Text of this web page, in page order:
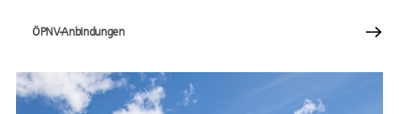
ÖPNV-Anbindungen